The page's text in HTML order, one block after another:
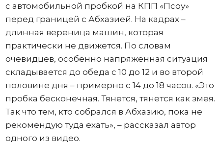
с автомобильной пробкой на КПП «Псоу»
перед границей с Абхазией. На кадрах –
длинная вереница машин, которая
практически не движется. По словам
очевидцев, особенно напряженная ситуация
складывается до обеда с 10 до 12 и во второй
половине дня – примерно с 14 до 18 часов. «Это
пробка бесконечная. Тянется, тянется как змея.
Так что тем, кто собрался в Абхазию, пока не
рекомендую туда ехать», – рассказал автор
одного из видео.